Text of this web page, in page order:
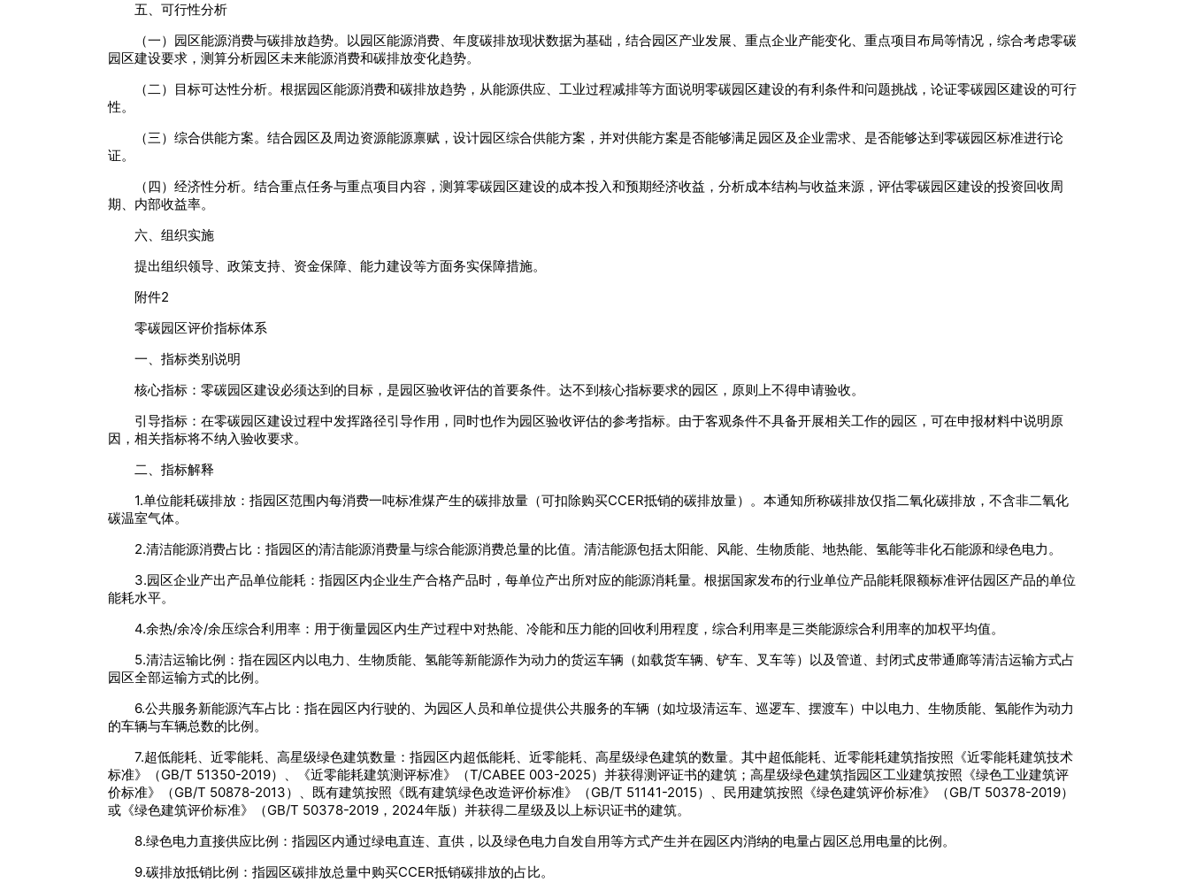
五、可行性分析
（一）园区能源消费与碳排放趋势。以园区能源消费、年度碳排放现状数据为基础，结合园区产业发展、重点企业产能变化、重点项目布局等情况，综合考虑零碳
园区建设要求，测算分析园区未来能源消费和碳排放变化趋势。
（二）目标可达性分析。根据园区能源消费和碳排放趋势，从能源供应、工业过程减排等方面说明零碳园区建设的有利条件和问题挑战，论证零碳园区建设的可行
性。
（三）综合供能方案。结合园区及周边资源能源禀赋，设计园区综合供能方案，并对供能方案是否能够满足园区及企业需求、是否能够达到零碳园区标准进行论
证。
（四）经济性分析。结合重点任务与重点项目内容，测算零碳园区建设的成本投入和预期经济收益，分析成本结构与收益来源，评估零碳园区建设的投资回收周
期、内部收益率。
六、组织实施
提出组织领导、政策支持、资金保障、能力建设等方面务实保障措施。
附件2
零碳园区评价指标体系
一、指标类别说明
核心指标：零碳园区建设必须达到的目标，是园区验收评估的首要条件。达不到核心指标要求的园区，原则上不得申请验收。
引导指标：在零碳园区建设过程中发挥路径引导作用，同时也作为园区验收评估的参考指标。由于客观条件不具备开展相关工作的园区，可在申报材料中说明原
因，相关指标将不纳入验收要求。
二、指标解释
1.单位能耗碳排放：指园区范围内每消费一吨标准煤产生的碳排放量（可扣除购买CCER抵销的碳排放量）。本通知所称碳排放仅指二氧化碳排放，不含非二氧化
碳温室气体。
2.清洁能源消费占比：指园区的清洁能源消费量与综合能源消费总量的比值。清洁能源包括太阳能、风能、生物质能、地热能、氢能等非化石能源和绿色电力。
3.园区企业产出产品单位能耗：指园区内企业生产合格产品时，每单位产出所对应的能源消耗量。根据国家发布的行业单位产品能耗限额标准评估园区产品的单位
能耗水平。
4.余热/余冷/余压综合利用率：用于衡量园区内生产过程中对热能、冷能和压力能的回收利用程度，综合利用率是三类能源综合利用率的加权平均值。
5.清洁运输比例：指在园区内以电力、生物质能、氢能等新能源作为动力的货运车辆（如载货车辆、铲车、叉车等）以及管道、封闭式皮带通廊等清洁运输方式占
园区全部运输方式的比例。
6.公共服务新能源汽车占比：指在园区内行驶的、为园区人员和单位提供公共服务的车辆（如垃圾清运车、巡逻车、摆渡车）中以电力、生物质能、氢能作为动力
的车辆与车辆总数的比例。
7.超低能耗、近零能耗、高星级绿色建筑数量：指园区内超低能耗、近零能耗、高星级绿色建筑的数量。其中超低能耗、近零能耗建筑指按照《近零能耗建筑技术
标准》（GB/T 51350-2019）、《近零能耗建筑测评标准》（T/CABEE 003-2025）并获得测评证书的建筑；高星级绿色建筑指园区工业建筑按照《绿色工业建筑评
价标准》（GB/T 50878-2013）、既有建筑按照《既有建筑绿色改造评价标准》（GB/T 51141-2015）、民用建筑按照《绿色建筑评价标准》（GB/T 50378-2019）
或《绿色建筑评价标准》（GB/T 50378-2019，2024年版）并获得二星级及以上标识证书的建筑。
8.绿色电力直接供应比例：指园区内通过绿电直连、直供，以及绿色电力自发自用等方式产生并在园区内消纳的电量占园区总用电量的比例。
9.碳排放抵销比例：指园区碳排放总量中购买CCER抵销碳排放的占比。